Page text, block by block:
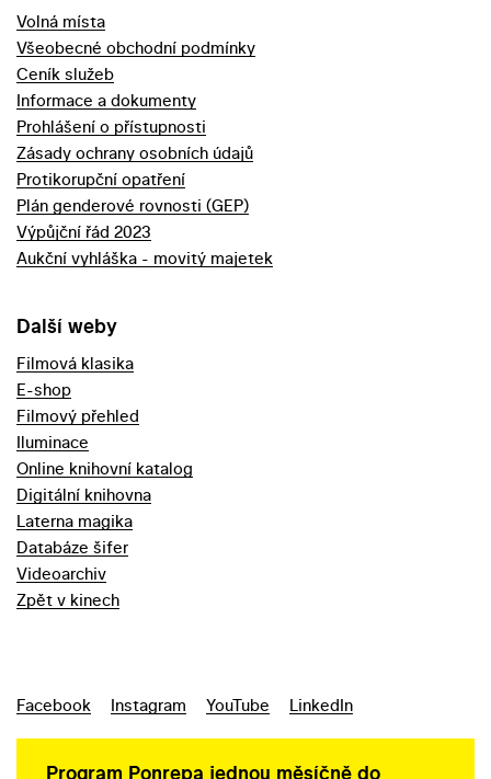
Volná místa
Všeobecné obchodní podmínky
Ceník služeb
Informace a dokumenty
Prohlášení o přístupnosti
Zásady ochrany osobních údajů
Protikorupční opatření
Plán genderové rovnosti (GEP)
Výpůjční řád 2023
Aukční vyhláška - movitý majetek
Další weby
Filmová klasika
E-shop
Filmový přehled
Iluminace
Online knihovní katalog
Digitální knihovna
Laterna magika
Databáze šifer
Videoarchiv
Zpět v kinech
Facebook Instagram YouTube LinkedIn
Program Ponrepa jednou měsíčně do